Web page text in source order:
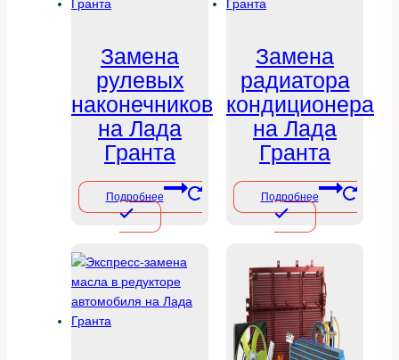
Замена
рулевых
наконечников
на Лада
Гранта
Подробнее
Замена
радиатора
кондиционера
на Лада
Гранта
Подробнее